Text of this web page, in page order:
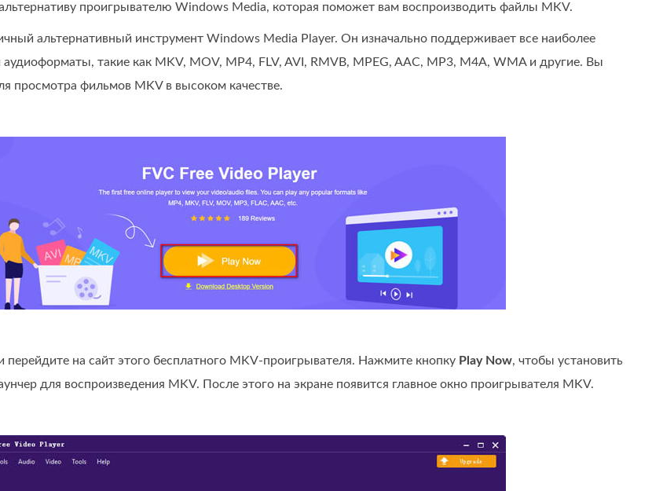
проигрывателю Windows Media, которая поможет вам воспроизводить файлы MKV.
альтернативный инструмент Windows Media Player. Он изначально поддерживает все наиболее
аудиоформаты, такие как MKV, MOV, MP4, FLV, AVI, RMVB, MPEG, AAC, MP3, M4A, WMA и другие. Вы
просмотра фильмов MKV в высоком качестве.
перейдите на сайт этого бесплатного MKV‑проигрывателя. Нажмите кнопку Play Now, чтобы установить
для воспроизведения MKV. После этого на экране появится главное окно проигрывателя MKV.